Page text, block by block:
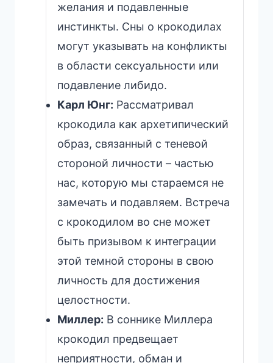
желания и подавленные
инстинкты. Сны о крокодилах
могут указывать на конфликты
в области сексуальности или
подавление либидо.
Карл Юнг: Рассматривал
крокодила как архетипический
образ, связанный с теневой
стороной личности – частью
нас, которую мы стараемся не
замечать и подавляем. Встреча
с крокодилом во сне может
быть призывом к интеграции
этой темной стороны в свою
личность для достижения
целостности.
Миллер: В соннике Миллера
крокодил предвещает
неприятности, обман и